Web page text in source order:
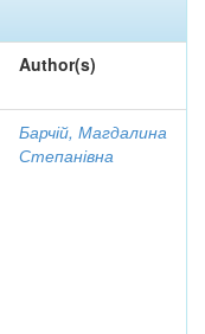
Author(s)
Барчій, Магдалина
Степанівна